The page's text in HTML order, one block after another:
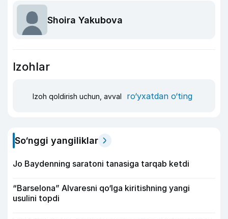
Shoira Yakubova
Izohlar
Izoh qoldirish uchun, avval ro‘yxatdan o‘ting
So‘nggi yangiliklar
Jo Baydenning saratoni tanasiga tarqab ketdi
“Barselona” Alvaresni qo‘lga kiritishning yangi
usulini topdi